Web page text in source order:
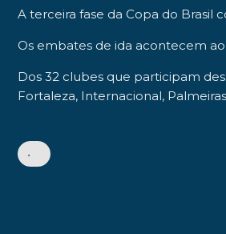
A terceira fase da Copa do Brasil
Os embates de ida acontecem
Dos 32 clubes que participam
Fortaleza, Internacional,
•